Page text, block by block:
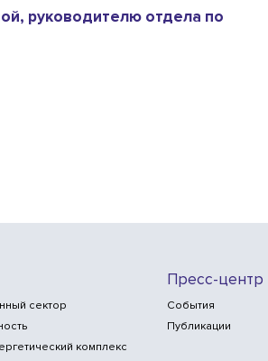
руководителю отдела по
сектор
комплекс
Пресс-центр
События
Публикации